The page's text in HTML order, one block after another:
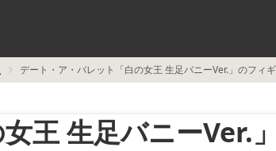
デート・ア・バレット「白の女王 生足バニーVer.」のフィ
王 生足バニーVer.」